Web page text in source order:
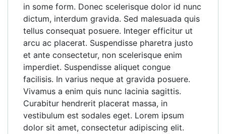
in some form. Donec scelerisque dolor id nunc
dictum, interdum gravida. Sed malesuada quis
tellus consequat posuere. Integer efficitur ut
arcu ac placerat. Suspendisse pharetra justo
et ante consectetur, non scelerisque enim
imperdiet. Suspendisse aliquet congue
facilisis. In varius neque at gravida posuere.
Vivamus a enim quis nunc lacinia sagittis.
Curabitur hendrerit placerat massa, in
vestibulum est sodales eget. Lorem ipsum
dolor sit amet, consectetur adipiscing elit.